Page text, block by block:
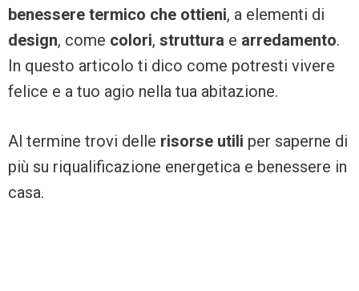
benessere termico che ottieni, a elementi di
design, come colori, struttura e arredamento.
In questo articolo ti dico come potresti vivere
felice e a tuo agio nella tua abitazione.
Al termine trovi delle risorse utili per saperne di
più su riqualificazione energetica e benessere in
casa.